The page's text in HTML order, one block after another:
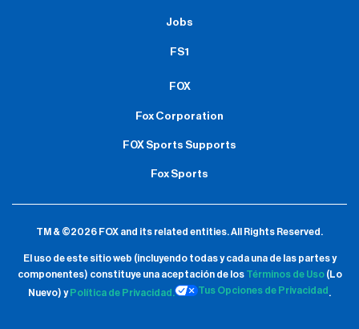
Jobs
FS1
FOX
Fox Corporation
FOX Sports Supports
Fox Sports
TM & ©2026 FOX and its related entities.All Rights Reserved.
El uso de este sitio web (incluyendo todas y cada una de las partes y
componentes) constituye una aceptación de los Términos de Uso(Lo
Nuevo) y Política de Privacidad. Tus Opciones de Privacidad .